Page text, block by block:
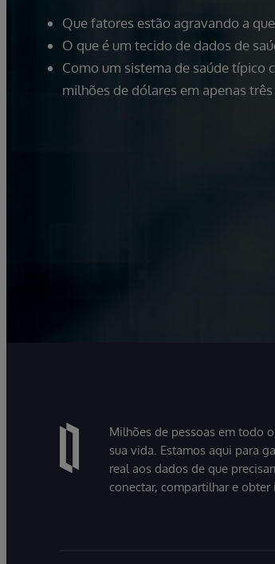
Que fatores estão agravando a
O que é um tecido de dados de
Como um sistema de saúde típico
milhões de dólares em apenas
Milhões de pessoas em todo
sua vida. Estamos aqui para
real aos dados de que
conectar, compartilhar e obter